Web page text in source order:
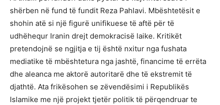
shërben në fund të fundit Reza Pahlavi. Mbështetësit e
shohin atë si një figurë unifikuese të aftë për të
udhëhequr Iranin drejt demokracisë laike. Kritikët
pretendojnë se ngjitja e tij është nxitur nga fushata
mediatike të mbështetura nga jashtë, financime të errëta
dhe aleanca me aktorë autoritarë dhe të ekstremit të
djathtë. Ata frikësohen se zëvendësimi i Republikës
Islamike me një projekt tjetër politik të përqendruar te